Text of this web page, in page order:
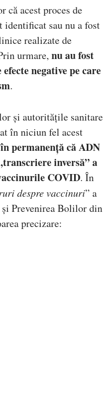
acest proces de
identificat sau nu a fost
realizate de
urmare, nu au fost
negative pe care
.
și autoritățile sanitare
în niciun fel acest
permanență că ADN
inversă” a
COVID. În
despre vaccinuri” a
Prevenirea Bolilor din
precizare: